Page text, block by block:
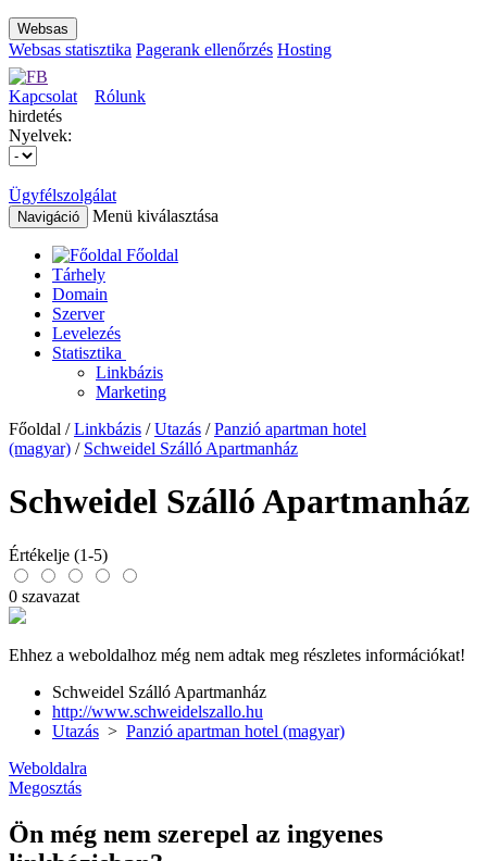
Websas
Websas statisztika Pagerank ellenőrzés Hosting
Kapcsolat
Rólunk
hirdetés
Nyelvek:
Ügyfélszolgálat
Navigáció Menü kiválasztása
Főoldal
Tárhely
Domain
Szerver
Levelezés
Statisztika
Linkbázis
Marketing
Főoldal /Linkbázis /Utazás /Panzió apartman hotel
(magyar) / Schweidel Szálló Apartmanház
Schweidel Szálló Apartmanház
Értékelje (1-5)
0 szavazat
Ehhez a weboldalhoz még nem adtak meg részletes információkat!
Schweidel Szálló Apartmanház
http://www.schweidelszallo.hu
Utazás > Panzió apartman hotel (magyar)
Weboldalra
Megosztás
Ön még nem szerepel az ingyenes